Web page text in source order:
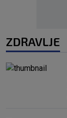
ZDRAVLJE